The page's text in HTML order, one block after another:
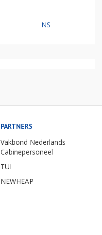
NS
PARTNERS
Vakbond Nederlands
Cabinepersoneel
TUI
NEWHEAP